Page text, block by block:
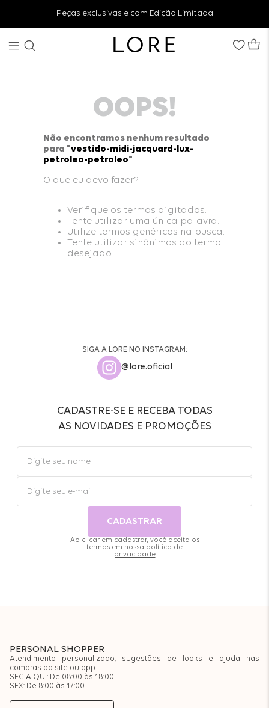
Peças exclusivas e com Edição Limitada
OOPS!
Não encontramos nenhum resultado
para "vestido-midi-jacquard-lux-
petroleo-petroleo"
O que eu devo fazer?
Verifique os termos digitados.
Tente utilizar uma única palavra.
Utilize termos genéricos na busca.
Tente utilizar sinônimos do termo
desejado.
SIGA A LORE NO INSTAGRAM:
@lore.oficial
CADASTRE-SE E RECEBA TODAS
AS NOVIDADES E PROMOÇÕES
CADASTRAR
Ao clicar em cadastrar, você aceita os
termos em nossa política de
privacidade
PERSONAL SHOPPER
Atendimento personalizado, sugestões de looks e ajuda nas
compras do site ou app.
SEG A QUI: De 08:00 às 18:00
SEX: De 8:00 às 17:00